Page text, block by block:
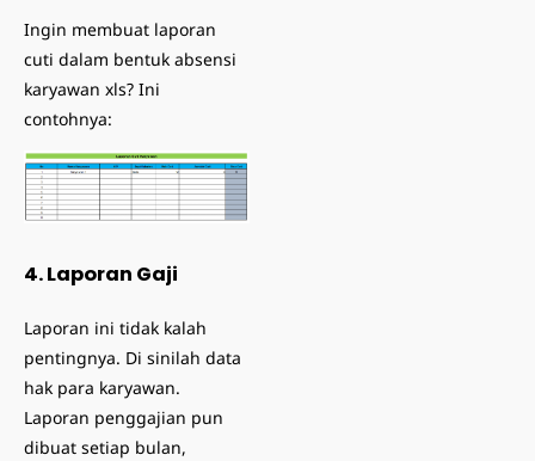
Ingin membuat laporan
cuti dalam bentuk absensi
karyawan xls? Ini
contohnya:
4. Laporan Gaji
Laporan ini tidak kalah
pentingnya. Di sinilah data
hak para karyawan.
Laporan penggajian pun
dibuat setiap bulan,